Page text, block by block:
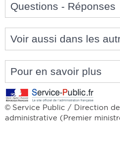
Questions - Réponses
Voir aussi dans les
Pour en savoir plus
© Service Public / Direction
administrative (Premier